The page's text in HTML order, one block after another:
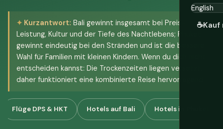
☕Kauf
Kurzantwort: Bali gewinnt insgesamt bei Preis-
Leistung, Kultur und der Tiefe des Nachtlebens; Phuket
gewinnt eindeutig bei den Stränden und ist die bessere
Wahl für Familien mit kleinen Kindern. Wenn du dich nicht
entscheiden kannst: Die Trockenzeiten liegen versetzt,
daher funktioniert eine kombinierte Reise hervorragend.
Flüge DPS & HKT Hotels auf Bali Hotels in Phuket